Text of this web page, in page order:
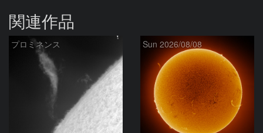
関連作品
プロミネンス Sun 2026/08/08